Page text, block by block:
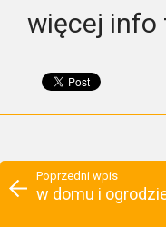
więcej info
Poprzedni wpis
w domu i